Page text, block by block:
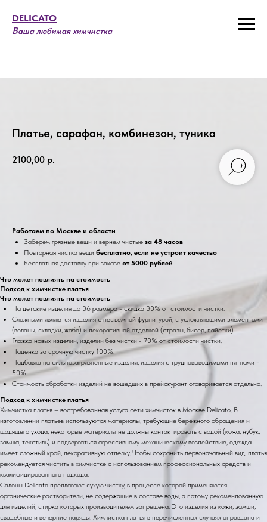
DELICATO
Ваша любимая химчистка
Платье, сарафан, комбинезон, туника
2100,00 р.
Работаем по Москве и области
Заберем грязные вещи и вернем чистые за 48 часов
Повторная чистка вещи бесплатно, если не устроит качество
Бесплатная доставку при заказе от 5000 рублей
Что может повлиять на стоимость
Подход к химчистке платья
Что может повлиять на стоимость
На детские изделия до 36 размера - скидка 30% от стоимости чистки.
Сложными являются изделия с несъемной фурнитурой, с усложняющими элементами
(воланы, складки, жабо) и декоративной отделкой (стразы, бисер, пайетки)
Глажка новых изделий, изделий без чистки - 70% от стоимости чистки.
Наценка за срочную чистку 100%.
Надбавка на сильнозагрязненные изделия, изделия с трудновыводимыми пятнами -
50%.
Стоимость обработки изделий не вошедших в прейскурант оговаривается отдельно.
Подход к химчистке платья
Химчистка платья – востребованная услуга сети химчисток в Москве Delicato. В
изготовлении платьев используются материалы, требующие бережного обращения и
щадящего ухода, некоторые материалы не должны контактировать с водой (кожа, нубук,
замша, текстиль) и подвергаться агрессивному механическому воздействию, одежда
имеет сложный крой, декоративную отделку. Чтобы сохранить первоначальный вид, платья
рекомендуется чистить в химчистке с использованием профессиональных средств и
квалифицированного подхода.
Салоны Delicato предлагают сухую чистку, в процессе которой применяются
органические растворители, не содержащие в составе воды, а потому рекомендованную
для изделий, стирка которых производителем запрещена. Это изделия из кожи, замши,
свадебные и вечерние наряды. Химчистка платья в перечисленных случаях оправдана и